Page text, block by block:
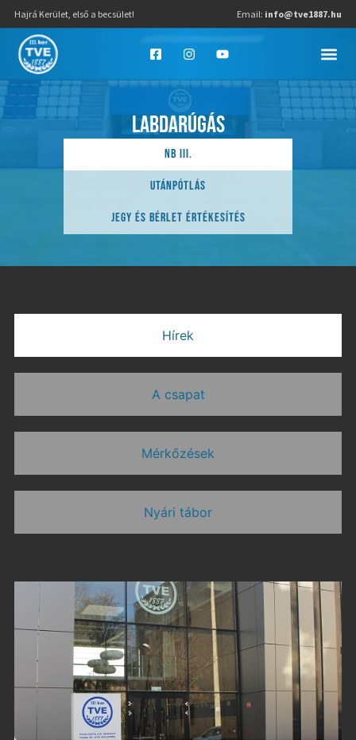
Hajrá Kerület, első a becsület! Email: info@tve1887.hu
LABDARÚGÁS
NB III.
UTÁNPÓTLÁS
JEGY ÉS BÉRLET ÉRTÉKESÍTÉS
Hírek
A csapat
Mérkőzések
Nyári tábor